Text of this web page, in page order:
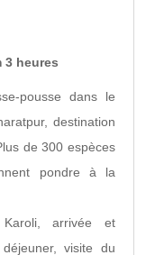
3 heures
pousse dans le
destination
de 300 espèces
pondre à la
arrivée et
visite du